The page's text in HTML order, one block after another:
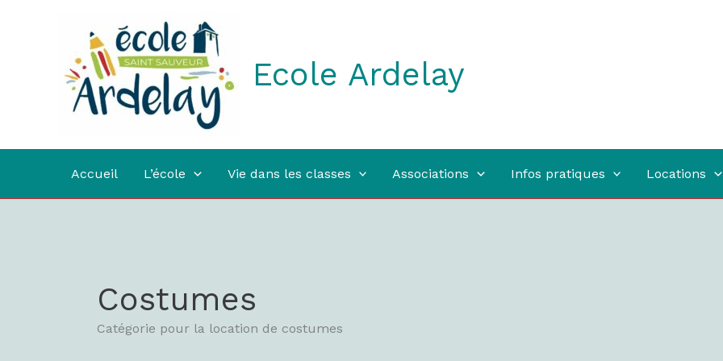
Ecole Ardelay
Accueil L’école Vie dans les classes Associations Infos pratiques Locations
Costumes
Catégorie pour la location de costumes